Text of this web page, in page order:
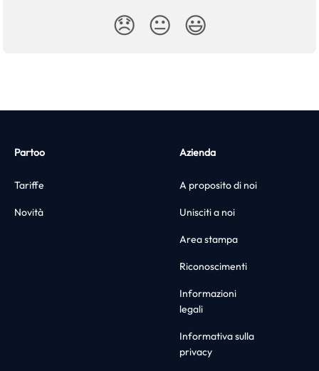
😞 😐 😃
Partoo
Tariffe
Novità
Azienda
A proposito di noi
Unisciti a noi
Area stampa
Riconoscimenti
Informazioni
legali
Informativa sulla
privacy